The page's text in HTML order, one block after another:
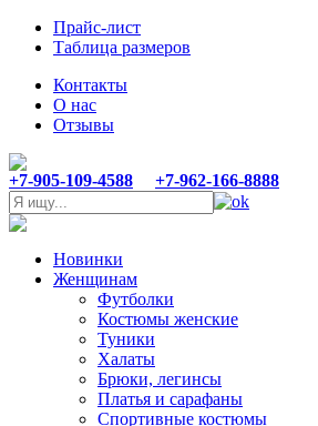
Прайс-лист
Таблица размеров
Контакты
О нас
Отзывы
+7-905-109-4588 +7-962-166-8888
Новинки
Женщинам
Футболки
Костюмы женские
Туники
Халаты
Брюки, легинсы
Платья и сарафаны
Спортивные костюмы